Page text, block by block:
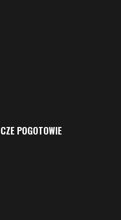
POGOTOWIE